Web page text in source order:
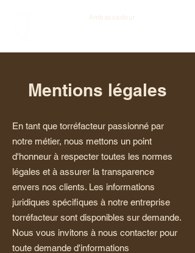
Ambassadeur
Mentions légales
En tant que torréfacteur passionné par
notre métier, nous mettons un point
d'honneur à respecter toutes les normes
légales et à assurer la transparence
envers nos clients. Les informations
juridiques spécifiques à notre entreprise
torréfacteur sont disponibles sur demande.
Nous vous invitons à nous contacter pour
toute demande d'informations